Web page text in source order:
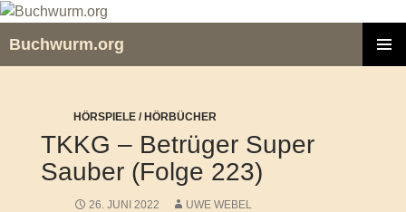
Zum
springen
Buchwurm.org
HÖRSPIELE / HÖRBÜCHER
TKKG – Betrüger Super
Sauber (Folge 223)
26. JUNI 2022 UWE WEBEL